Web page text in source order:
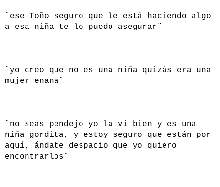
¨ese Toño seguro que le está haciendo algo
a esa niña te lo puedo asegurar¨
¨yo creo que no es una niña quizás era una
mujer enana¨
¨no seas pendejo yo la vi bien y es una
niña gordita, y estoy seguro que están por
aquí, ándate despacio que yo quiero
encontrarlos¨